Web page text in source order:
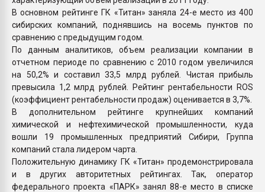
В основном рейтинге ГК «Титан» заняла 24-е место из 400
сибирских компаний, поднявшись на восемь пунктов по
сравнению с предыдущим годом.
По данным аналитиков, объем реализации компании в
отчетном периоде по сравнению с 2010 годом увеличился
на 50,2% и составил 33,5 млрд рублей. Чистая прибыль
превысила 1,2 млрд рублей. Рейтинг рентабельности ROS
(коэффициент рентабельности продаж) оценивается в 3,7%.
В дополнительном рейтинге крупнейших компаний
химической и нефтехимической промышленности, куда
вошли 19 промышленных предприятий Сибири, Группа
компаний стала лидером чарта.
Положительную динамику ГК «Титан» продемонстрировала
и в других авторитетных рейтингах. Так, оператор
федерального проекта «ПАРК» занял 88-е место в списке